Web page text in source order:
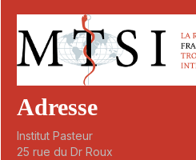
Adresse
Institut Pasteur
25 rue du Dr Roux